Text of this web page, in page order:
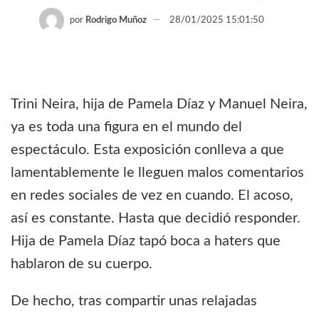
por Rodrigo Muñoz 28/01/2025 15:01:50
Trini Neira, hija de Pamela Díaz y Manuel Neira,
ya es toda una figura en el mundo del
espectáculo. Esta exposición conlleva a que
lamentablemente le lleguen malos comentarios
en redes sociales de vez en cuando. El acoso,
así es constante. Hasta que decidió responder.
Hija de Pamela Díaz tapó boca a haters que
hablaron de su cuerpo.
De hecho, tras compartir unas relajadas